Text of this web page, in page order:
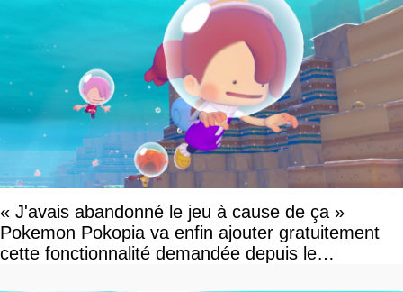
« J'avais abandonné le jeu à cause de ça »
Pokemon Pokopia va enfin ajouter gratuitement
cette fonctionnalité demandée depuis le